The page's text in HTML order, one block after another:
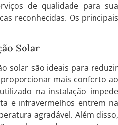
de qualidade para sua
reconhecidas. Os principais
Solar
solar são ideais para reduzir
mais conforto ao
na instalação impede
e infravermelhos entrem na
agradável. Além disso,